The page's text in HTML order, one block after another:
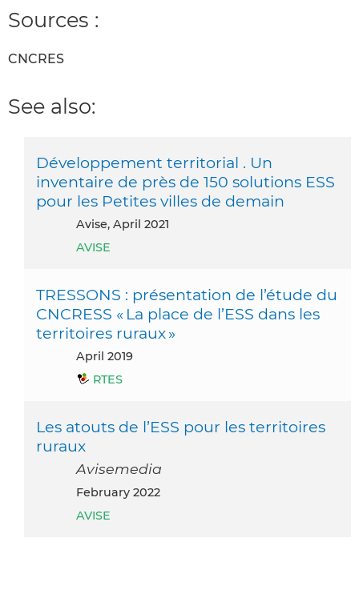
Sources :
CNCRES
See also:
Développement territorial . Un
inventaire de près de 150 solutions ESS
pour les Petites villes de demain
Avise, April 2021
AVISE
TRESSONS : présentation de l’étude du
CNCRESS « La place de l’ESS dans les
territoires ruraux »
April 2019
RTES
Les atouts de l’ESS pour les territoires
ruraux
Avisemedia
February 2022
AVISE